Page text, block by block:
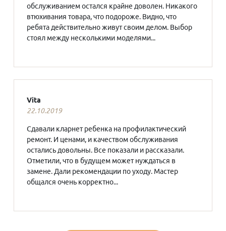
обслуживанием остался крайне доволен. Никакого
втюхивания товара, что подороже. Видно, что
ребята действительно живут своим делом. Выбор
стоял между несколькими моделями...
Vita
22.10.2019
Сдавали кларнет ребенка на профилактический
ремонт. И ценами, и качеством обслуживания
остались довольны. Все показали и рассказали.
Отметили, что в будущем может нуждаться в
замене. Дали рекомендации по уходу. Мастер
общался очень корректно...